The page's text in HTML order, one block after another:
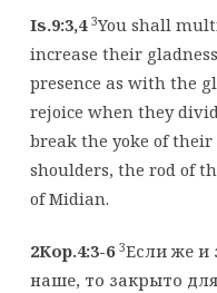
Is.9:3,4 3You shall
increase their
presence as with the
rejoice when they
break the yoke of
shoulders, the rod of
of Midian.
2Кор.4:3-6 3Если же и
наше, то закрыто